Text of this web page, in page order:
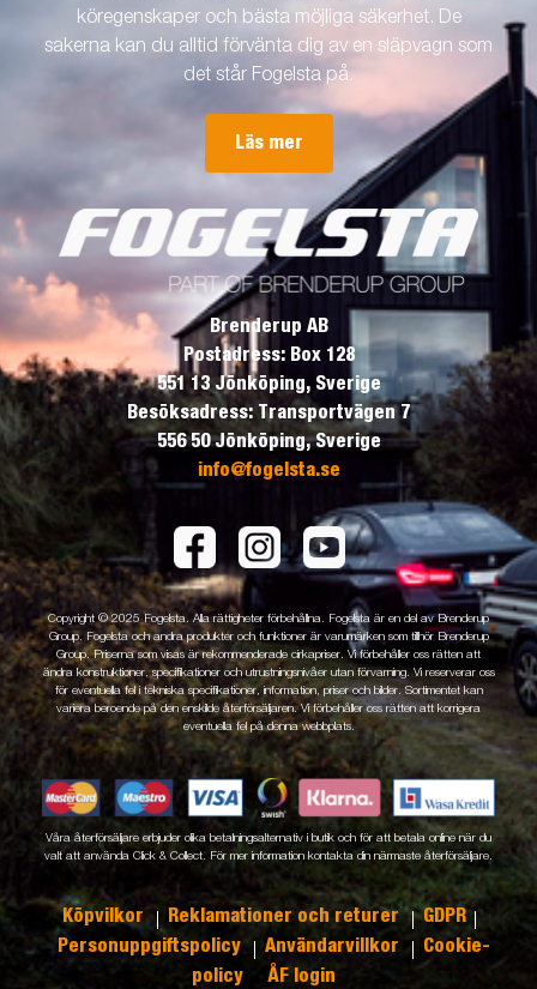
köregenskaper och bästa möjliga säkerhet. De
sakerna kan du alltid förvänta dig av en släpvagn som
det står Fogelsta på.
Läs mer
Brenderup AB
Postadress: Box 128
551 13 Jönköping, Sverige
Besöksadress: Transportvägen 7
556 50 Jönköping, Sverige
info@fogelsta.se
Copyright © 2025 Fogelsta. Alla rättigheter förbehållna. Fogelsta är en del av Brenderup
Group. Fogelsta och andra produkter och funktioner är varumärken som tillhör Brenderup
Group. Priserna som visas är rekommenderade cirkapriser. Vi förbehåller oss rätten att
ändra konstruktioner, specifikationer och utrustningsnivåer utan förvarning. Vi reserverar oss
för eventuella fel i tekniska specifikationer, information, priser och bilder. Sortimentet kan
variera beroende på den enskilde återförsäljaren. Vi förbehåller oss rätten att korrigera
eventuella fel på denna webbplats.
Våra återförsäljare erbjuder olika betalningsalternativ i butik och för att betala online när du
valt att använda Click & Collect. För mer information kontakta din närmaste återförsäljare.
Köpvilkor Reklamationer och returer
GDPR
Personuppgiftspolicy
Användarvillkor
Cookie-
policy
ÅF login